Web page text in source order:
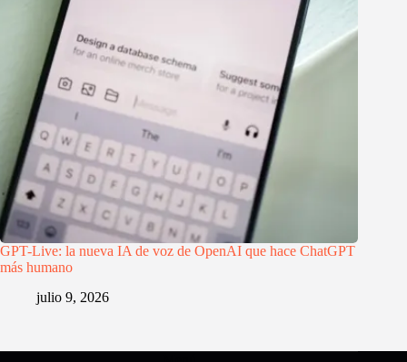
GPT-Live: la nueva IA de voz de OpenAI que hace ChatGPT
más humano
julio 9, 2026